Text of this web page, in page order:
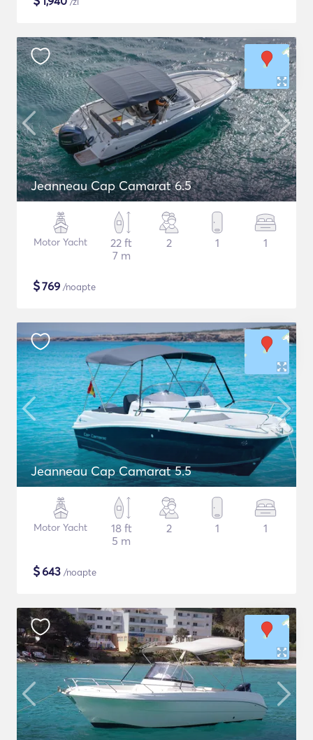
Jeanneau Cap Camarat 6.5
Motor Yacht
22 ft
7 m
2 1 1
$769 /noapte
Jeanneau Cap Camarat 5.5
Motor Yacht
18 ft
5 m
2 1 1
$643 /noapte